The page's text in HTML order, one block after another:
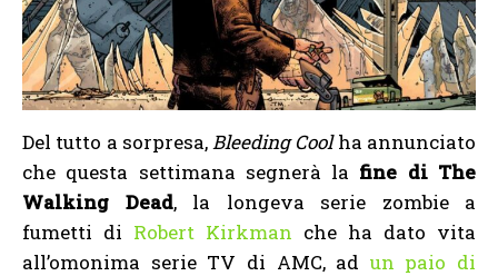
Del tutto a sorpresa,Bleeding Coolha annunciato
che questa settimana segnerà la fine di The
Walking Dead, la longeva serie zombie a
fumetti di Robert Kirkman che ha dato vita
all’omonima serie TV di AMC, ad un paio di